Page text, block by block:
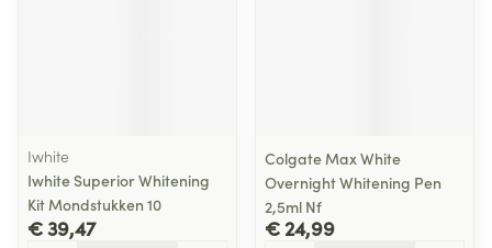
Iwhite
Iwhite Superior Whitening
Kit Mondstukken 10
€ 39,47
Colgate Max White
Overnight Whitening Pen
2,5ml Nf
€ 24,99